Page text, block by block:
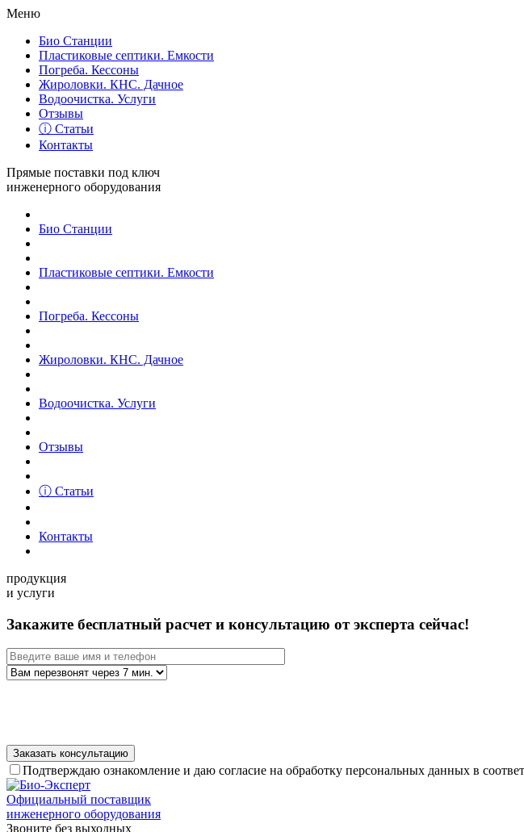
Меню
Био Станции
Пластиковые септики. Емкости
Погреба. Кессоны
Жироловки. КНС. Дачное
Водоочистка. Услуги
Отзывы
ⓘ Статьи
Контакты
Прямые поставки под ключ
инженерного оборудования
Био Станции
Пластиковые септики. Емкости
Погреба. Кессоны
Жироловки. КНС. Дачное
Водоочистка. Услуги
Отзывы
ⓘ Статьи
Контакты
продукция
и услуги
Закажите бесплатный расчет и консультацию от эксперта сейчас!
Подтверждаю ознакомление и даю согласие на обработку персональных данных в
Официальный поставщик
инженерного оборудования
Звоните без выходных